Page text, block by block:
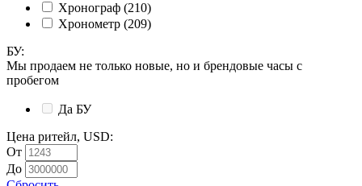
Хронограф (210)
Хронометр (209)
БУ:
Мы продаем не только новые, но и брендовые часы с
пробегом
Да БУ
Цена ритейл, USD:
От
До